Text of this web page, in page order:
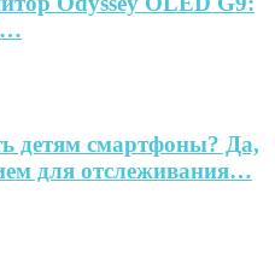
детям смартфоны? Да,
для отслеживания…